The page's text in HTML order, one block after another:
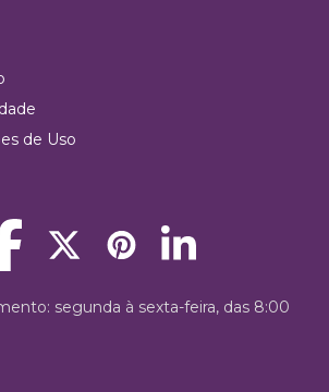
de Uso
segunda à sexta-feira, das 8:00